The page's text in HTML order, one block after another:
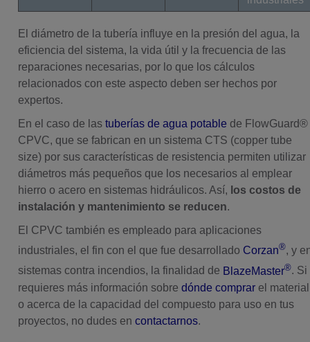
El diámetro de la tubería influye en la presión del agua, la
eficiencia del sistema, la vida útil y la frecuencia de las
reparaciones necesarias, por lo que los cálculos
relacionados con este aspecto deben ser hechos por
expertos.
En el caso de lastuberías de agua potable de FlowGuard®
CPVC, que se fabrican en un sistema CTS (copper tube
size) por sus características de resistencia permiten utilizar
diámetros más pequeños que los necesarios al emplear
hierro o acero en sistemas hidráulicos. Así, los costos de
instalación y mantenimiento se reducen.
El CPVC también es empleado para aplicaciones
industriales, el fin con el que fue desarrollado Corzan®, y
sistemas contra incendios, la finalidad de BlazeMaster®. Si
requieres más información sobredónde comprar el material
o acerca de la capacidad del compuesto para uso en tus
proyectos, no dudes encontactarnos.